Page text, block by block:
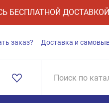
БЕСПЛАТНОЙ
заказ? Доставка и